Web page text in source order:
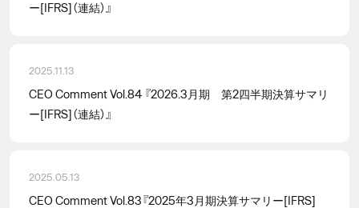
ー[IFRS]（連結）』
2025.11.13
CEO Comment Vol.84 『2026.3月期 第2四半期決算サマリ
ー[IFRS]（連結）』
2025.05.13
CEO Comment Vol.83『2025年3月期決算サマリー[IFRS]